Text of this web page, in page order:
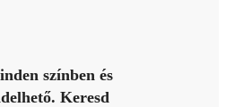
színben és
Keresd